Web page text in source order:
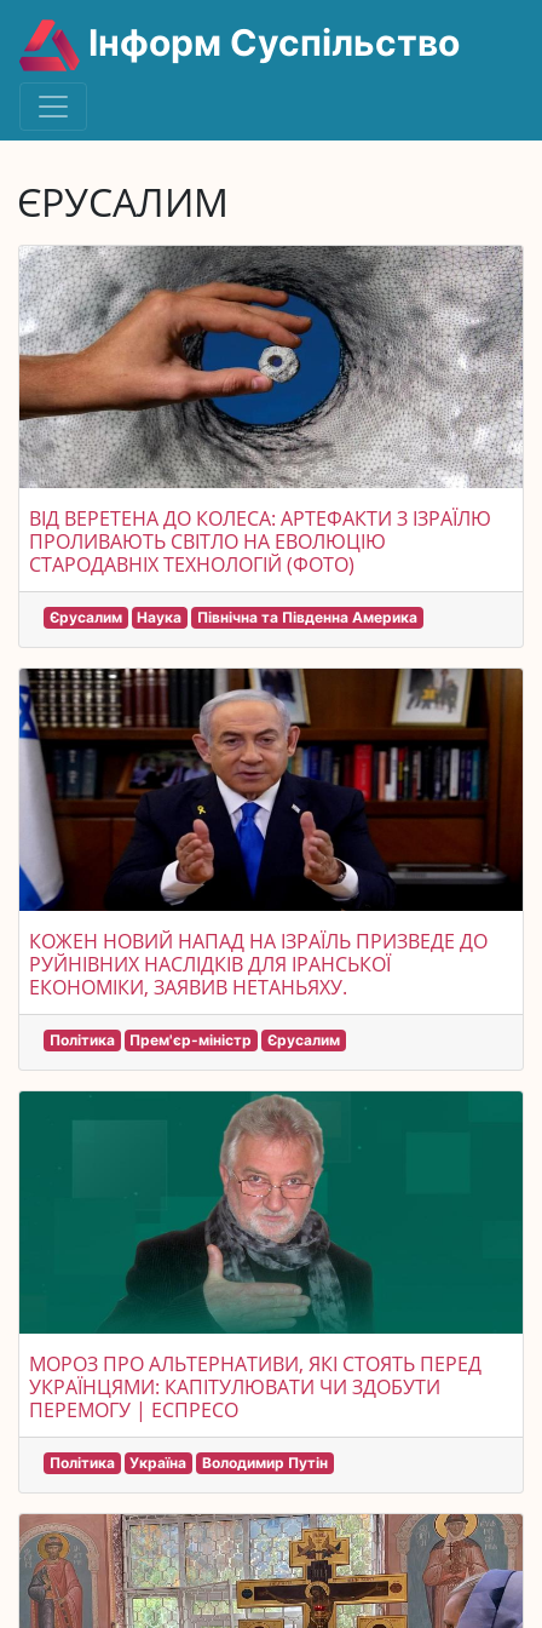
Інформ Суспільство
ЄРУСАЛИМ
ВІД ВЕРЕТЕНА ДО КОЛЕСА: АРТЕФАКТИ З ІЗРАЇЛЮ
ПРОЛИВАЮТЬ СВІТЛО НА ЕВОЛЮЦІЮ
СТАРОДАВНІХ ТЕХНОЛОГІЙ (ФОТО)
Єрусалим Наука Північна та Південна Америка
КОЖЕН НОВИЙ НАПАД НА ІЗРАЇЛЬ ПРИЗВЕДЕ ДО
РУЙНІВНИХ НАСЛІДКІВ ДЛЯ ІРАНСЬКОЇ
ЕКОНОМІКИ, ЗАЯВИВ НЕТАНЬЯХУ.
Політика Прем'єр-міністр Єрусалим
МОРОЗ ПРО АЛЬТЕРНАТИВИ, ЯКІ СТОЯТЬ ПЕРЕД
УКРАЇНЦЯМИ: КАПІТУЛЮВАТИ ЧИ ЗДОБУТИ
ПЕРЕМОГУ | ЕСПРЕСО
Політика Україна Володимир Путін